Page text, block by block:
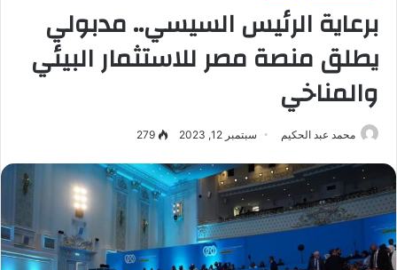
برعاية الرئيس السيسي.. مدبولي
يطلق منصة مصر للاستثمار البيئي
والمناخي
محمد عبد الحكيم سبتمبر 12, 2023 279